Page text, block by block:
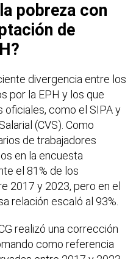
pobreza con
de
divergencia entre los
por la EPH y los que
como el SIPA y
(CVS). Como
de trabajadores
en la encuesta
el 81% de los
2017 y 2023, pero en el
relación escaló al 93%.
realizó una corrección
como referencia